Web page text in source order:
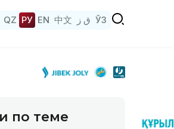
QZ РУ EN 中文 ق ز ЎЗ
по теме